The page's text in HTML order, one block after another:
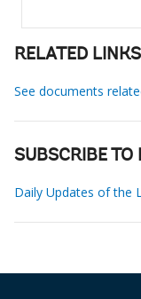
RELATED LINKS
See documents
SUBSCRIBE TO
Daily Updates of the